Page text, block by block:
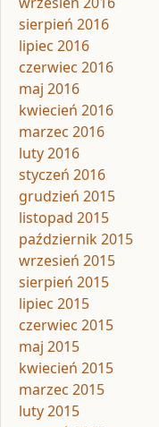
sierpień 2016
lipiec 2016
czerwiec 2016
maj 2016
kwiecień 2016
marzec 2016
luty 2016
styczeń 2016
grudzień 2015
listopad 2015
październik 2015
wrzesień 2015
sierpień 2015
lipiec 2015
czerwiec 2015
maj 2015
kwiecień 2015
marzec 2015
luty 2015